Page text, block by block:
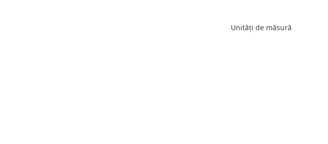
Unități de măsură